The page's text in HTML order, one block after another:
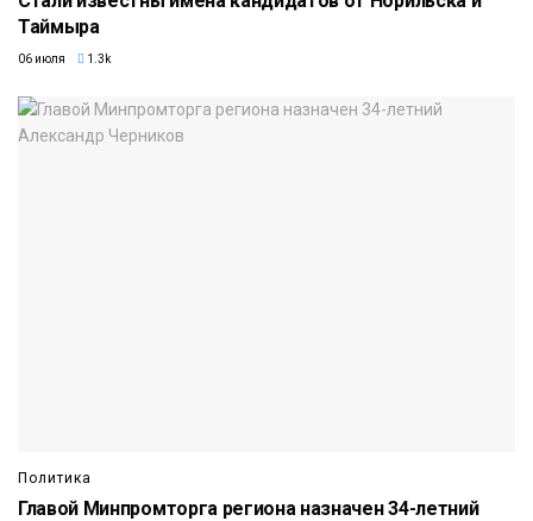
Таймыра
06 июля 1.3k
Политика
Главой Минпромторга региона назначен 34-летний